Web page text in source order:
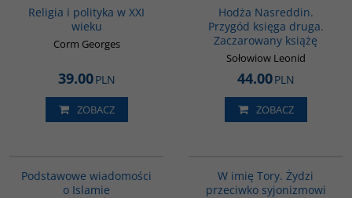
Religia i polityka w XXI
wieku
Corm Georges
39.00PLN
ZOBACZ
Hodża Nasreddin.
Przygód księga druga.
Zaczarowany książę
Sołowiow Leonid
44.00PLN
ZOBACZ
Podstawowe wiadomości
o Islamie
W imię Tory. Żydzi
przeciwko syjonizmowi